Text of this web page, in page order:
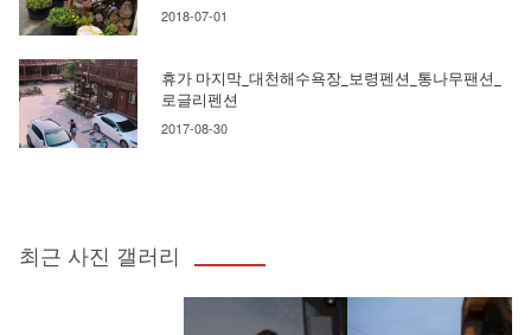
2018-07-01
휴가 마지막_대천해수욕장_보령펜션_통나무팬션_
로글리펜션
2017-08-30
최근 사진 갤러리